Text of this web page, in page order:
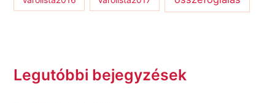
Legutóbbi bejegyzések